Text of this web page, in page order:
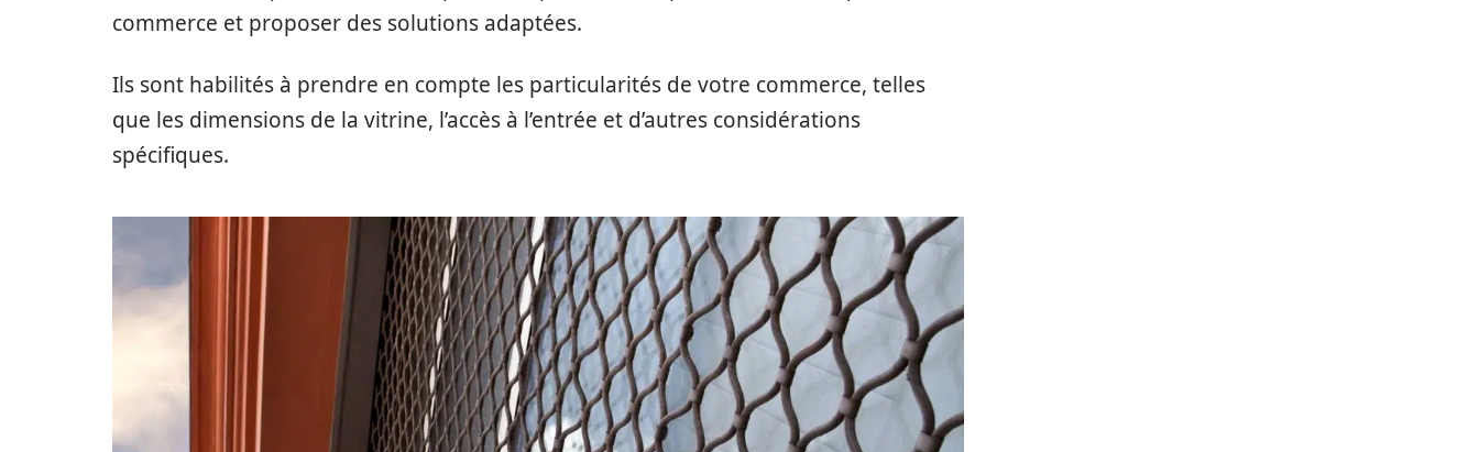
commerce et proposer des solutions adaptées.
Ils sont habilités à prendre en compte les particularités de votre commerce, telles
que les dimensions de la vitrine, l’accès à l’entrée et d’autres considérations
spécifiques.